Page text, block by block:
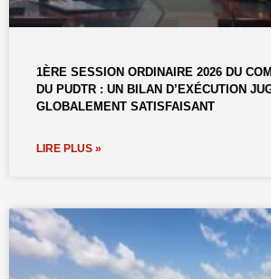
1ÈRE SESSION ORDINAIRE 2026 DU
DU PUDTR : UN BILAN D’EXÉCUTION
GLOBALEMENT SATISFAISANT
LIRE PLUS »